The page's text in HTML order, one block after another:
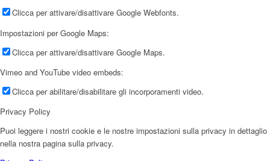
Clicca per attivare/disattivare Google Webfonts.
Impostazioni per Google Maps:
Clicca per attivare/disattivare Google Maps.
Vimeo and YouTube video embeds:
Clicca per abilitare/disabilitare gli incorporamenti video.
Privacy Policy
Puoi leggere i nostri cookie e le nostre impostazioni sulla privacy in dettaglio
nella nostra pagina sulla privacy.